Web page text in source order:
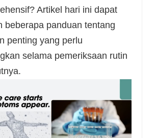
Artikel hari ini dapat
beberapa panduan tentang
penting yang perlu
selama pemeriksaan rutin